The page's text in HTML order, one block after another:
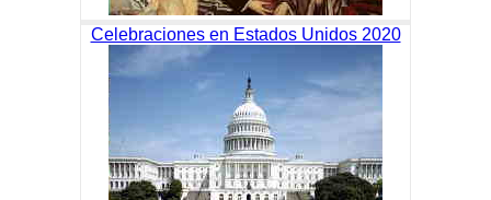
Celebraciones en Estados Unidos 2020